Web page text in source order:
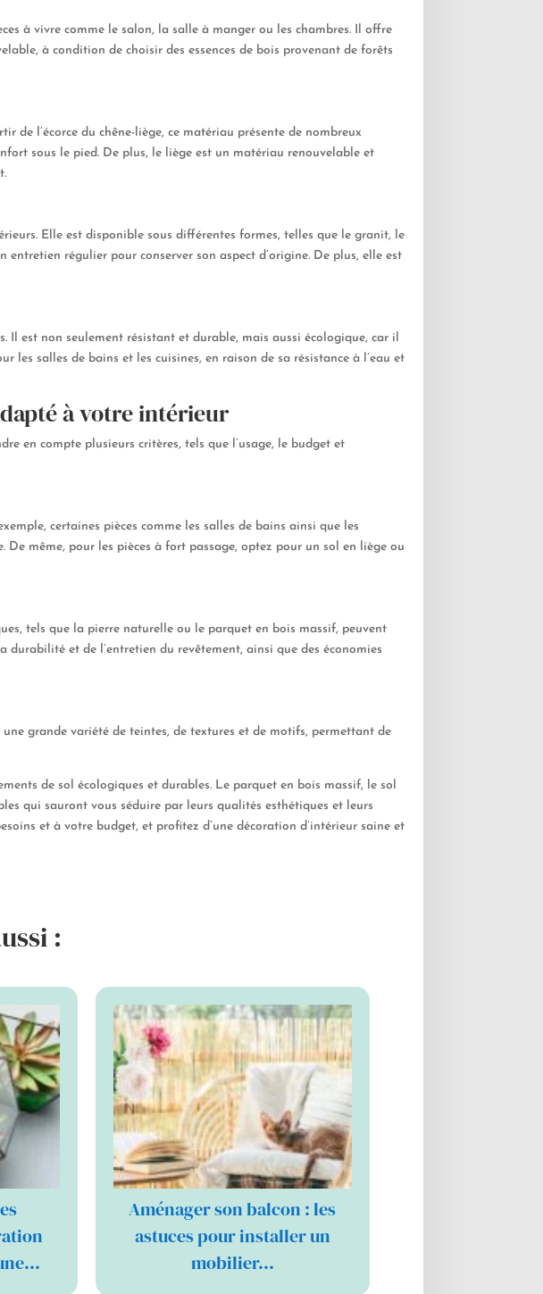
à vivre comme le salon, la salle à manger ou les chambres. Il offre
à condition de choisir des essences de bois provenant de forêts
l’écorce du chêne-liège, ce matériau présente de nombreux
sous le pied. De plus, le liège est un matériau renouvelable et
Elle est disponible sous différentes formes, telles que le granit, le
régulier pour conserver son aspect d’origine. De plus, elle est
est non seulement résistant et durable, mais aussi écologique, car il
les salles de bains et les cuisines, en raison de sa résistance à l’eau et
à votre intérieur
en compte plusieurs critères, tels que l’usage, le budget et
certaines pièces comme les salles de bains ainsi que les
De même, pour les pièces à fort passage, optez pour un sol en liège ou
tels que la pierre naturelle ou le parquet en bois massif, peuvent
et de l’entretien du revêtement, ainsi que des économies
grande variété de teintes, de textures et de motifs, permettant de
de sol écologiques et durables. Le parquet en bois massif, le sol
qui sauront vous séduire par leurs qualités esthétiques et leurs
et à votre budget, et profitez d’une décoration d’intérieur saine et
:
Aménager son balcon : les
astuces pour installer un
mobilier…